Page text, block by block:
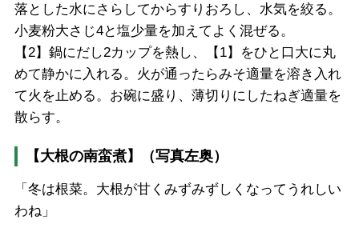
落とした水にさらしてからすりおろし、水気を絞る。
小麦粉大さじ4と塩少量を加えてよく混ぜる。
【2】鍋にだし2カップを熱し、【1】をひと口大に丸
めて静かに入れる。火が通ったらみそ適量を溶き入れ
て火を止める。お碗に盛り、薄切りにしたねぎ適量を
散らす。
【大根の南蛮煮】（写真左奥）
「冬は根菜。大根が甘くみずみずしくなってうれしい
わね」